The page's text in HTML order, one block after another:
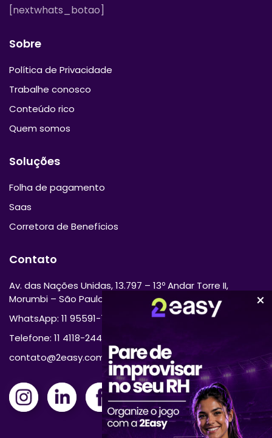
[nextwhats_botao]
Sobre
Política de Privacidade
Trabalhe conosco
Conteúdo rico
Quem somos
Soluções
Folha de pagamento
Saas
Corretora de Benefícios
Contato
Av. das Nações Unidas, 13.797 – 13º Andar Torre II,
Morumbi – São Paulo/SP 04794-000
WhatsApp: 11 95591-7870
Telefone: 11 4118-2444
contato@2easy.com.br